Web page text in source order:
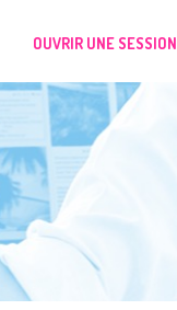
OUVRIR UNE SESSION